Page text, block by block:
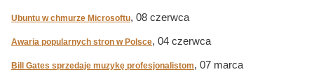
Ubuntu w chmurze Microsoftu, 08 czerwca
Awaria popularnych stron w Polsce, 04 czerwca
Bill Gates sprzedaje muzykę profesjonalistom, 07 marca